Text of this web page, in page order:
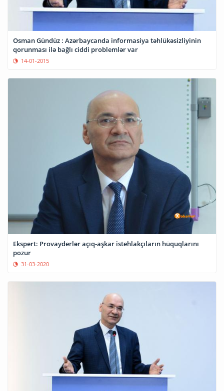
Osman Gündüz : Azərbaycanda informasiya təhlükəsizliyinin
qorunması ilə bağlı ciddi problemlər var
14-01-2015
Ekspert: Provayderlər açıq-aşkar istehlakçıların hüquqlarını
pozur
31-03-2020